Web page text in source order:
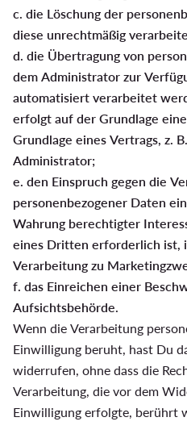
c. die Löschung der
diese unrechtmäßig
d. die Übertragung von
dem Administrator zur
automatisiert verarbeitet
erfolgt auf der Grundlage
Grundlage eines Vertrags, z.
Administrator;
e. den Einspruch gegen die
personenbezogener Daten
Wahrung berechtigter
eines Dritten erforderlich ist,
Verarbeitung zu
f. das Einreichen einer
Aufsichtsbehörde.
Wenn die Verarbeitung
Einwilligung beruht, hast Du
widerrufen, ohne dass die
Verarbeitung, die vor dem
Einwilligung erfolgte, berührt